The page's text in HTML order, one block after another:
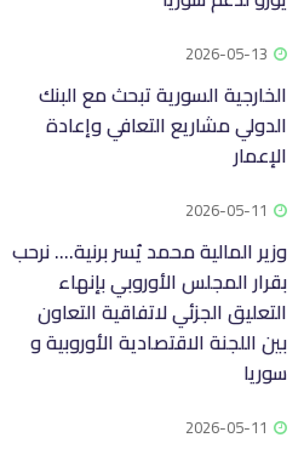
2026-05-13
الخارجية السورية تبحث مع البنك
الدولي مشاريع التعافي وإعادة
الإعمار
2026-05-11
وزير المالية محمد يُسر برنية.... نرحب
بقرار المجلس الأوروبي بإنهاء
التعليق الجزئي لاتفاقية التعاون
بين اللجنة الاقتصادية الأوروبية و
سوريا
2026-05-11